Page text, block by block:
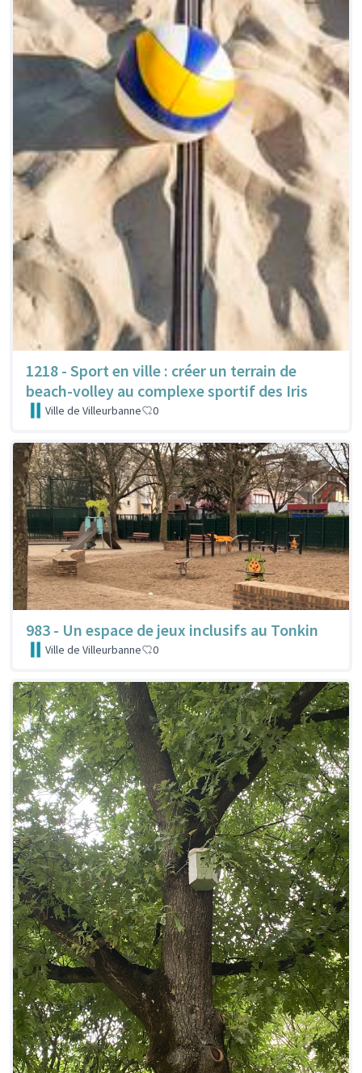
1218 - Sport en ville : créer un terrain de
beach-volley au complexe sportif des Iris
Ville de Villeurbanne 0
983 - Un espace de jeux inclusifs au Tonkin
Ville de Villeurbanne 0